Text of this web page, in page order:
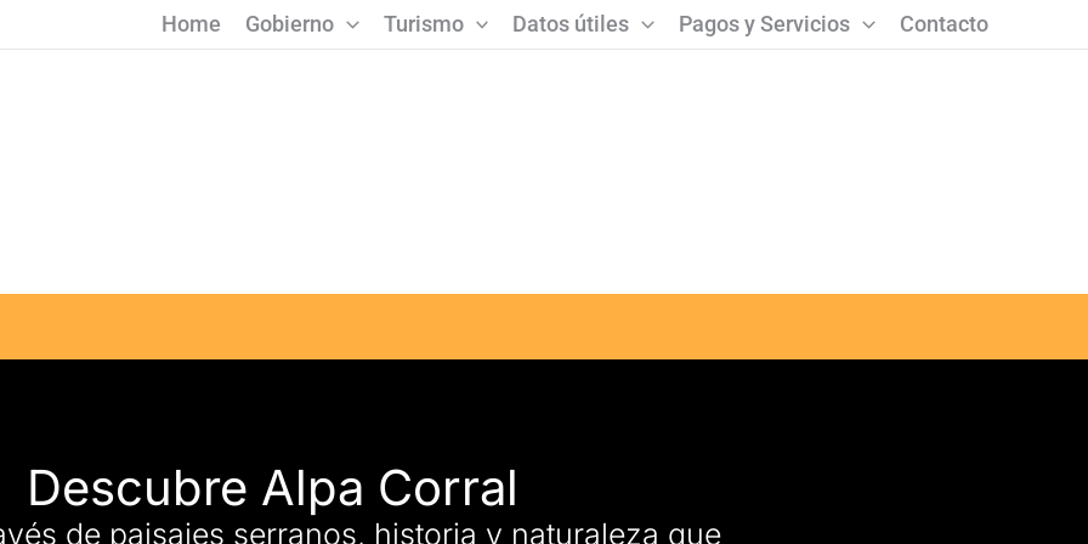
Home Gobierno Turismo Datos útiles Pagos y Servicios Contacto
Descubre Alpa Corral
de paisajes serranos, historia y naturaleza que